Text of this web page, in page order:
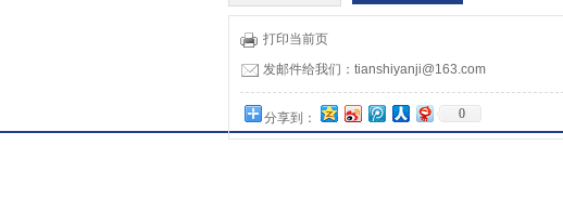
打印当前页
发邮件给我们：tianshiyanji@163.com
分享到： 0